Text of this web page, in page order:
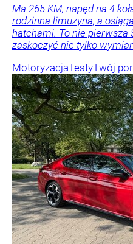
Ma 265 KM, napęd na 4
rodzinna limuzyna, a
hatchami. To nie pierwsza
zaskoczyć nie tylko
MotoryzacjaTestyTwój